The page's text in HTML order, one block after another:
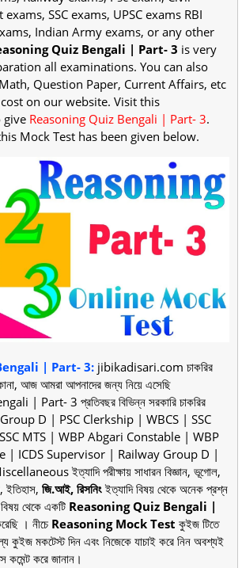
SSC exams, UPSC exams RBI
Indian Army exams, or any other
Quiz Bengali | Part- 3 is very
all examinations. You can also
Question Paper, Current Affairs, etc
on our website. Visit this
give Reasoning Quiz Bengali | Part- 3.
Mock Test has been given below.
| Part- 3: jibikadisari.com চাকরির
আজ আমরা আপনাদের জন্য নিয়ে এসেছি
| Part- 3 প্রতিবছর বিভিন্ন সরকারি চাকরির
Group D | PSC Clerkship | WBCS | SSC
MTS | WBP Abgari Constable | WBP
| ICDS Supervisor | Railway Group D |
ইত্যাদি পরীক্ষায় সাধারন বিজ্ঞান, ভূগোল,
ইতিহাস, জি.আই, রিসনিংইত্যাদি বিষয় থেকে অনেক প্রশ্ন
থেকে একটি Reasoning Quiz Bengali |
। নীচে Reasoning Mock Test কুইজ টিতে
কুইজ মকটেস্ট দিন এবং নিজেকে যাচাই করে নিন অবশ্যই
কমেন্ট করে জানান।